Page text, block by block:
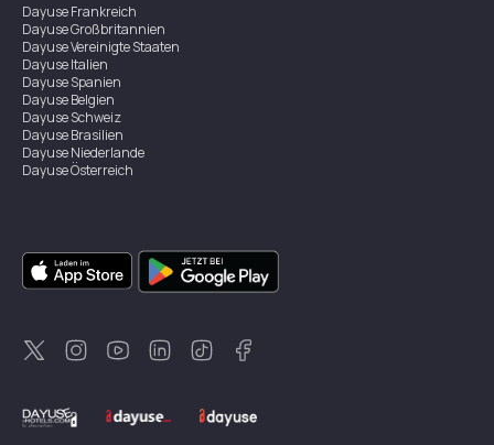
DayuseFrankreich
DayuseGroßbritannien
DayuseVereinigte Staaten
DayuseItalien
DayuseSpanien
DayuseBelgien
DayuseSchweiz
DayuseBrasilien
DayuseNiederlande
DayuseÖsterreich
DayuseSingapur
DayuseZweden
DayuseThailand
DayuseNeuseeland
DayuseTürkei